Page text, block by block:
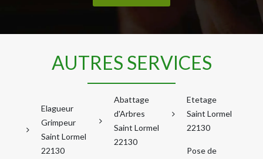
AUTRES SERVICES
Elagueur
Grimpeur
Saint Lormel
22130
Abattage
d'Arbres
Saint Lormel
22130
Etetage
Saint Lormel
22130
Pose de